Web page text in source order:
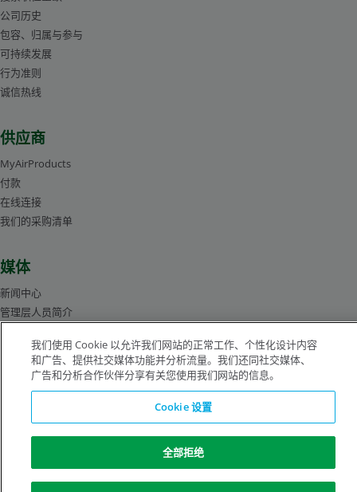
公司历史
包容、归属与参与
可持续发展
行为准则
诚信热线
供应商
MyAirProducts
付款
在线连接
我们的采购清单
媒体
新闻中心
管理层人员简介
沪ICP备19019974号-2
隐私声明 Cookie 通知
我们使用 Cookie 以允许我们网站的正常工作、个性化设计内容
和广告、提供社交媒体功能并分析流量。我们还同社交媒体、
广告和分析合作伙伴分享有关您使用我们网站的信息。
Cookie 设置
全部拒绝